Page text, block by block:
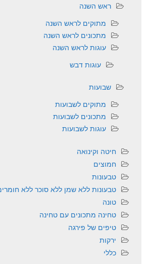
ראש השנה
מתוקים לראש השנה
מתכונים לראש השנה
עוגות לראש השנה
עוגות דבש
שבועות
מתוקים לשבועות
מתכונים לשבועות
עוגות לשבועות
חיטה וקינואה
חמוצים
טבעונות
טבעונות ללא שמן ללא סוכר ללא
טונה
טחינה מתכונים עם טחינה
טיפים של פירגה
ירקות
כללי